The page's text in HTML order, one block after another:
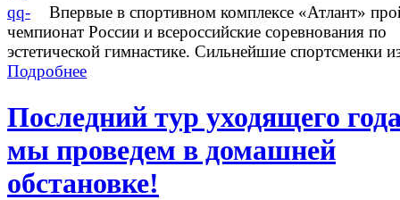
Впервые в спортивном комплексе «Атлант»
чемпионат России и всероссийские соревнования по
эстетической гимнастике. Сильнейшие спортсменки
Подробнее
Последний тур уходящего
мы проведем в домашней
обстановке!